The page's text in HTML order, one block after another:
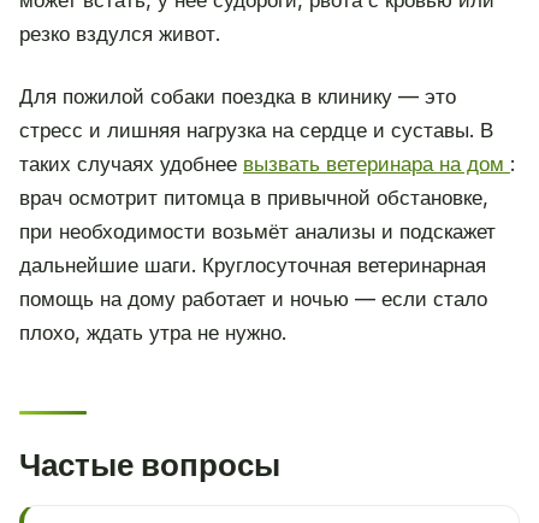
резко вздулся живот.
Для пожилой собаки поездка в клинику — это
стресс и лишняя нагрузка на сердце и суставы. В
таких случаях удобнее вызвать ветеринара на дом :
врач осмотрит питомца в привычной обстановке,
при необходимости возьмёт анализы и подскажет
дальнейшие шаги. Круглосуточная ветеринарная
помощь на дому работает и ночью — если стало
плохо, ждать утра не нужно.
Частые вопросы